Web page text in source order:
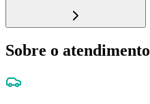
Sobre o atendimento